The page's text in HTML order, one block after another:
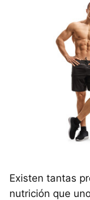
Existen tantas
nutrición que